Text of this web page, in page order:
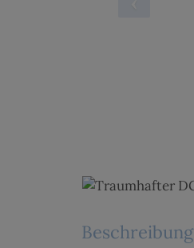
Beschreibung